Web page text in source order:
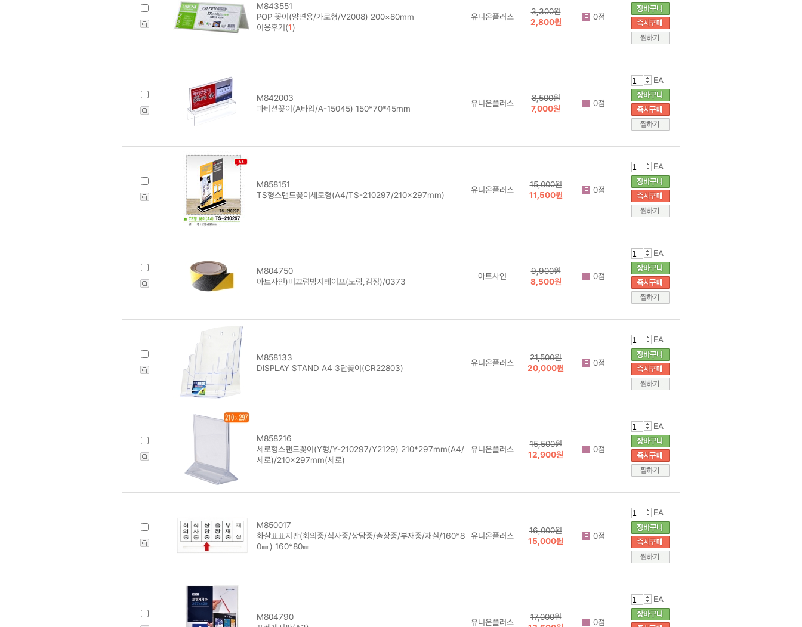
M843551
POP 꽂이(양면용/가로형/V2008) 200×80mm
이용후기(1)
유니온플러스
3,300원
2,800원
0점
M842003
파티션꽂이(A타입/A-15045) 150*70*45mm
유니온플러스
8,500원
7,000원
0점
EA
M858151
TS형스탠드꽂이세로형(A4/TS-210297/210×297mm)
유니온플러스
15,000원
11,500원
0점
EA
M804750
아트사인)미끄럼방지테이프(노랑,검정)/0373
아트사인
9,900원
8,500원
0점
EA
M858133
DISPLAY STAND A4 3단꽂이(CR22803)
유니온플러스
21,500원
20,000원
0점
EA
M858216
세로형스탠드꽂이(Y형/Y-210297/Y2129) 210*297mm(A4/
세로)/210×297mm(세로)
유니온플러스
15,500원
12,900원
0점
EA
M850017
화살표표지판(회의중/식사중/상담중/출장중/부재중/재실/160*8
0㎜) 160*80㎜
유니온플러스
16,000원
15,000원
0점
EA
M804790
유니온플러스
17,000원
0점
EA